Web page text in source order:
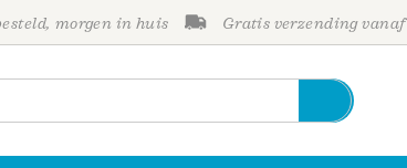
morgen in huis Gratis verzending